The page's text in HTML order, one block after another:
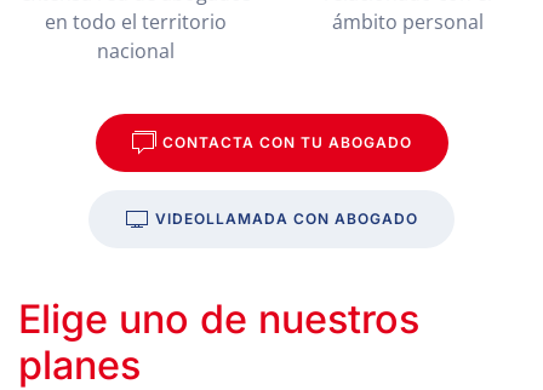
en todo el territorio
nacional
ámbito personal
CONTACTA CON TU ABOGADO
VIDEOLLAMADA CON ABOGADO
Elige uno de nuestros
planes